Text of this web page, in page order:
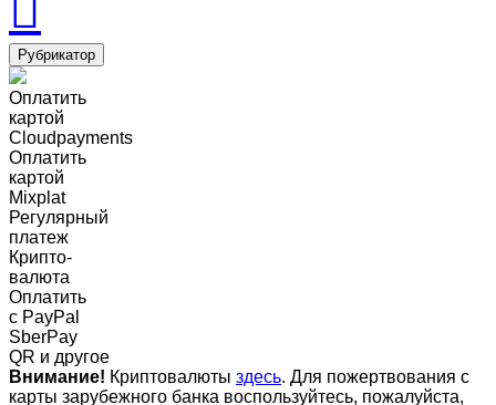
Рубрикатор
Оплатить
картой
Cloudpayments
Оплатить
картой
Mixplat
Регулярный
платеж
Крипто-
валюта
Оплатить
c PayPal
SberPay
QR и другое
Внимание! Криптовалюты здесь. Для пожертвования с
карты зарубежного банка воспользуйтесь, пожалуйста,